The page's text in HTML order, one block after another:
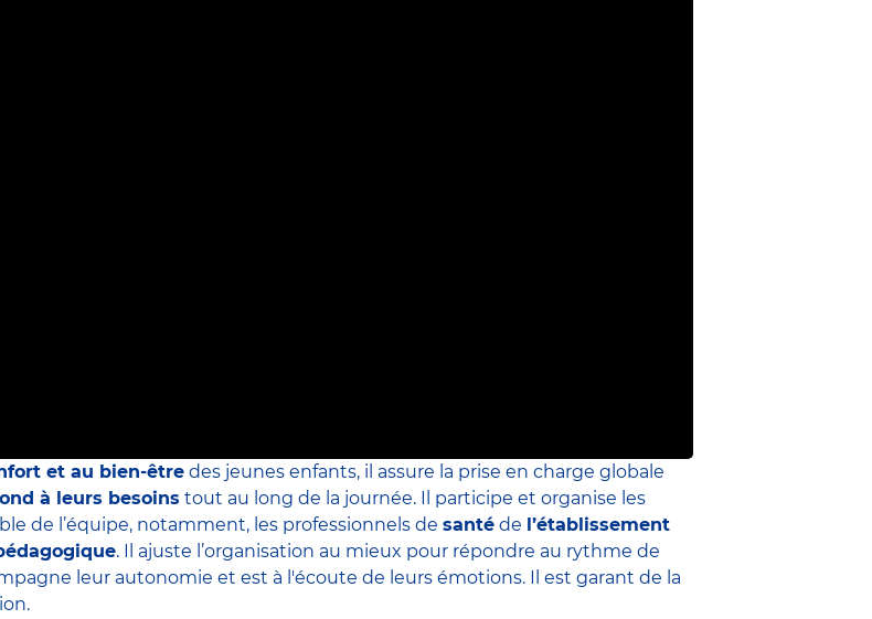
et au bien-être des jeunes enfants, il assure la prise en charge globale
à leurs besoins tout au long de la journée. Il participe et organise les
de l’équipe, notamment, les professionnels de santé de l’établissement
. Il ajuste l’organisation au mieux pour répondre au rythme de
leur autonomie et est à l'écoute de leurs émotions. Il est garant de la